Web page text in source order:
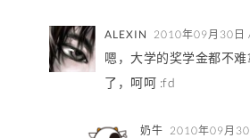
ALEXIN 2010年09月30日
嗯，大学的奖学金都不
了，呵呵 :fd
奶牛 2010年09月